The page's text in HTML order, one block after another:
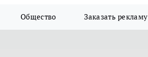
Общество Заказать рекламу